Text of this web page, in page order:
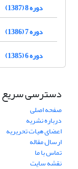
دوره 8 (1387)
دوره 7 (1386)
دوره 6 (1385)
دسترسی سریع
صفحه اصلی
درباره نشریه
اعضای هیات تحریریه
ارسال مقاله
تماس با ما
نقشه سایت